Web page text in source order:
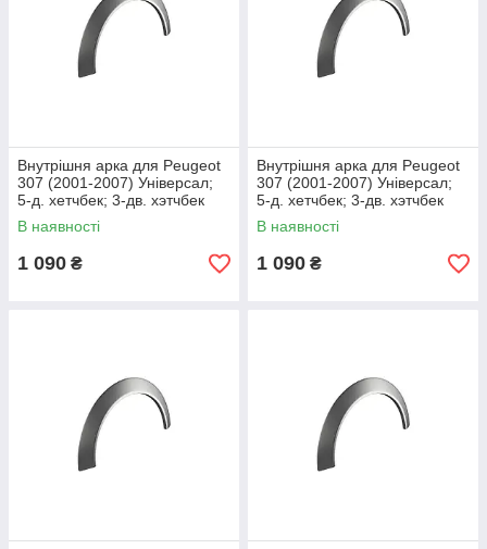
Внутрішня арка для Peugeot
307 (2001-2007) Універсал;
5-д. хетчбек; 3-дв. хэтчбек
В наявності
1 090 ₴
Внутрішня арка для Peugeot
307 (2001-2007) Універсал;
5-д. хетчбек; 3-дв. хэтчбек
В наявності
1 090 ₴